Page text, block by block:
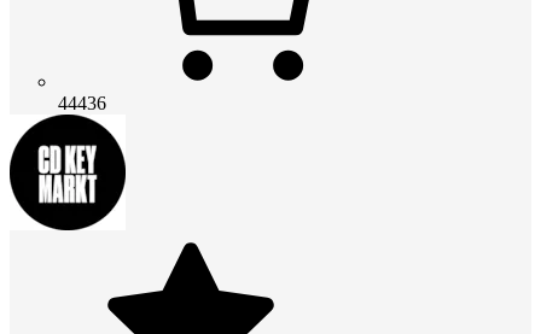
44436